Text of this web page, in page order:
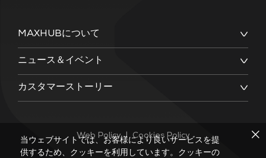
MAXHUBについて
ニュース＆イベント
カスタマーストーリー
Web Policy | Cookies Policy
当ウェブサイトでは、お客様により良いサービスを提
供するため、クッキーを利用しています。クッキーの